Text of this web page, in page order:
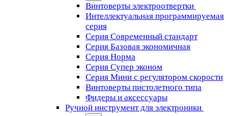
Винтоверты электроотвертки
Интеллектуальная программируемая
серия
Серия Современный стандарт
Серия Базовая экономичная
Серия Норма
Серия Cупер эконом
Серия Мини с регулятором скорости
Винтоверты пистолетного типа
Фидеры и аксессуары
Ручной инструмент для электроники